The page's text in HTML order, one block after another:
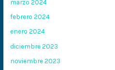
marzo 2024
febrero 2024
enero 2024
diciembre 2023
noviembre 2023